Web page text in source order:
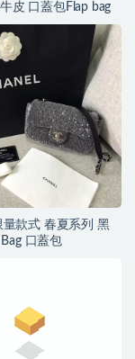
皮 口蓋包Flap bag
款式 春夏系列 黑
口蓋包